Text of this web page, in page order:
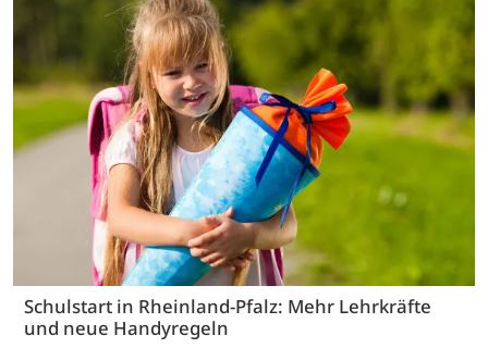
Schulstart in Rheinland-Pfalz: Mehr Lehrkräfte
und neue Handyregeln